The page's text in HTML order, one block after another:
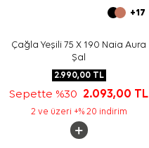
+17
Çağla Yeşili 75 X 190 Naia Aura
Şal
2.990,00TL
Sepette %30 2.093,00 TL
2 ve üzeri +% 20 indirim